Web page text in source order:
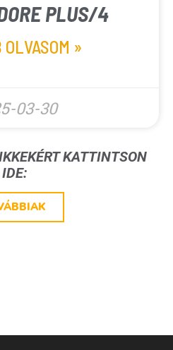
PLUS/4
OLVASOM »
03-30
KATTINTSON
IDE: